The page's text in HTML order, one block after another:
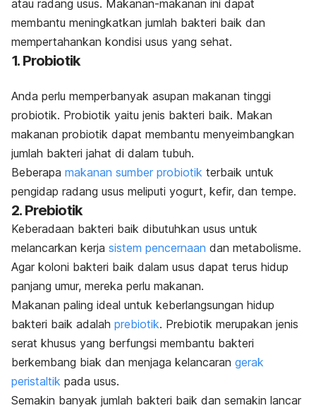
atau radang usus. Makanan-makanan ini dapat
membantu meningkatkan jumlah bakteri baik dan
mempertahankan kondisi usus yang sehat.
1. Probiotik
Anda perlu memperbanyak asupan makanan tinggi
probiotik. Probiotik yaitu jenis bakteri baik. Makan
makanan probiotik dapat membantu menyeimbangkan
jumlah bakteri jahat di dalam tubuh.
Beberapa makanan sumber probiotik terbaik untuk
pengidap radang usus meliputi yogurt, kefir, dan tempe.
2. Prebiotik
Keberadaan bakteri baik dibutuhkan usus untuk
melancarkan kerja sistem pencernaan dan metabolisme.
Agar koloni bakteri baik dalam usus dapat terus hidup
panjang umur, mereka perlu makanan.
Makanan paling ideal untuk keberlangsungan hidup
bakteri baik adalah prebiotik. Prebiotik merupakan jenis
serat khusus yang berfungsi membantu bakteri
berkembang biak dan menjaga kelancaran gerak
peristaltik pada usus.
Semakin banyak jumlah bakteri baik dan semakin lancar